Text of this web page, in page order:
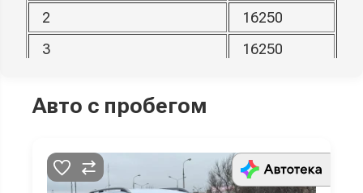
2
16250
3
16250
5
7
16250
Авто с пробегом